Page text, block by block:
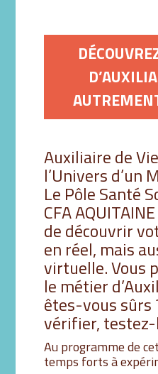
Auxiliaire de
l’Univers d’un
Le Pôle Santé
CFA
de découvrir
en réel, mais
virtuelle. Vous
le métier
êtes-vous sûrs
vérifier, testez-
Au programme de
temps forts à